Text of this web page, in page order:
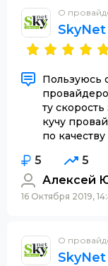
О
SkyNet
Пользуюсь
ту
кучу
по
5 5
Алексей
16 Октября 2019,
О
SkyNet